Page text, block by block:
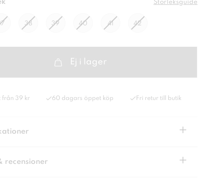
Storleksguide
38 39 40 41 42
Ej i lager
från 39 kr 60 dagars öppet köp Fri retur till butik
+
recensioner +